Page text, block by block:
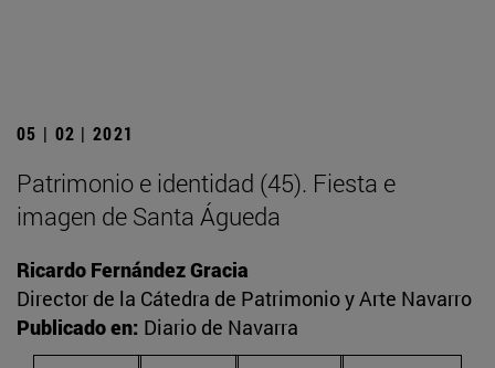
05 | 02 | 2021
Patrimonio e identidad (45). Fiesta e
imagen de Santa Águeda
Ricardo Fernández Gracia
Director de la Cátedra de Patrimonio y Arte Navarro
Publicado en: Diario de Navarra